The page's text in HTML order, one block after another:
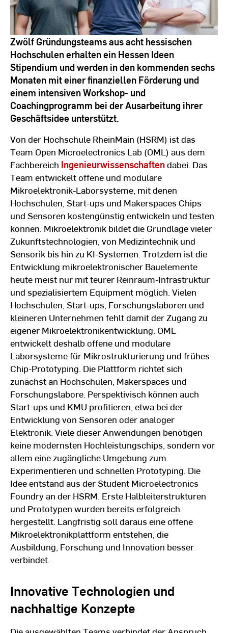
Zwölf Gründungsteams aus acht hessischen
Hochschulen erhalten ein Hessen Ideen
Stipendium und werden in den kommenden sechs
Monaten mit einer finanziellen Förderung und
einem intensiven Workshop- und
Coachingprogramm bei der Ausarbeitung ihrer
Geschäftsidee unterstützt.
Von der Hochschule RheinMain (HSRM) ist das
Team Open Microelectronics Lab (OML) aus dem
Fachbereich Ingenieurwissenschaftendabei. Das
Team entwickelt offene und modulare
Mikroelektronik-Laborsysteme, mit denen
Hochschulen, Start-ups und Makerspaces Chips
und Sensoren kostengünstig entwickeln und testen
können. Mikroelektronik bildet die Grundlage vieler
Zukunftstechnologien, von Medizintechnik und
Sensorik bis hin zu KI-Systemen. Trotzdem ist die
Entwicklung mikroelektronischer Bauelemente
heute meist nur mit teurer Reinraum-Infrastruktur
und spezialisiertem Equipment möglich. Vielen
Hochschulen, Start-ups, Forschungslaboren und
kleineren Unternehmen fehlt damit der Zugang zu
eigener Mikroelektronikentwicklung. OML
entwickelt deshalb offene und modulare
Laborsysteme für Mikrostrukturierung und frühes
Chip-Prototyping. Die Plattform richtet sich
zunächst an Hochschulen, Makerspaces und
Forschungslabore. Perspektivisch können auch
Start-ups und KMU profitieren, etwa bei der
Entwicklung von Sensoren oder analoger
Elektronik. Viele dieser Anwendungen benötigen
keine modernsten Hochleistungschips, sondern vor
allem eine zugängliche Umgebung zum
Experimentieren und schnellen Prototyping. Die
Idee entstand aus der Student Microelectronics
Foundry an der HSRM. Erste Halbleiterstrukturen
und Prototypen wurden bereits erfolgreich
hergestellt. Langfristig soll daraus eine offene
Mikroelektronikplattform entstehen, die
Ausbildung, Forschung und Innovation besser
verbindet.
Innovative Technologien und
nachhaltige Konzepte